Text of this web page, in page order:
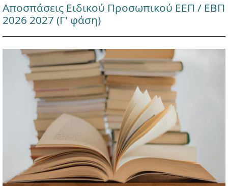
Αποσπάσεις Ειδικού Προσωπικού ΕΕΠ / ΕΒΠ
2026 2027 (Γ' φάση)